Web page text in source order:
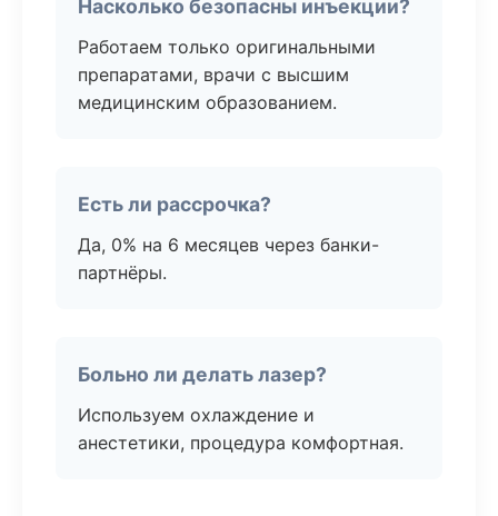
Насколько безопасны инъекции?
Работаем только оригинальными
препаратами, врачи с высшим
медицинским образованием.
Есть ли рассрочка?
Да, 0% на 6 месяцев через банки-
партнёры.
Больно ли делать лазер?
Используем охлаждение и
анестетики, процедура комфортная.